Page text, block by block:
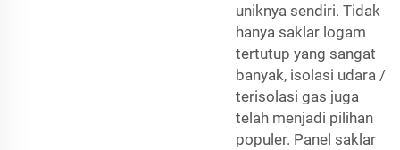
uniknya sendiri. Tidak
hanya saklar logam
tertutup yang sangat
banyak, isolasi udara /
terisolasi gas juga
telah menjadi pilihan
populer. Panel saklar